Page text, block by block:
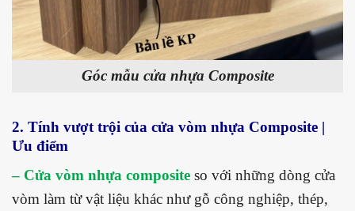
Góc mẫu cửa nhựa Composite
2. Tính vượt trội của cửa vòm nhựa Composite |
Ưu điểm
– Cửa vòm nhựa composite so với những dòng cửa
vòm làm từ vật liệu khác như gỗ công nghiệp, thép,